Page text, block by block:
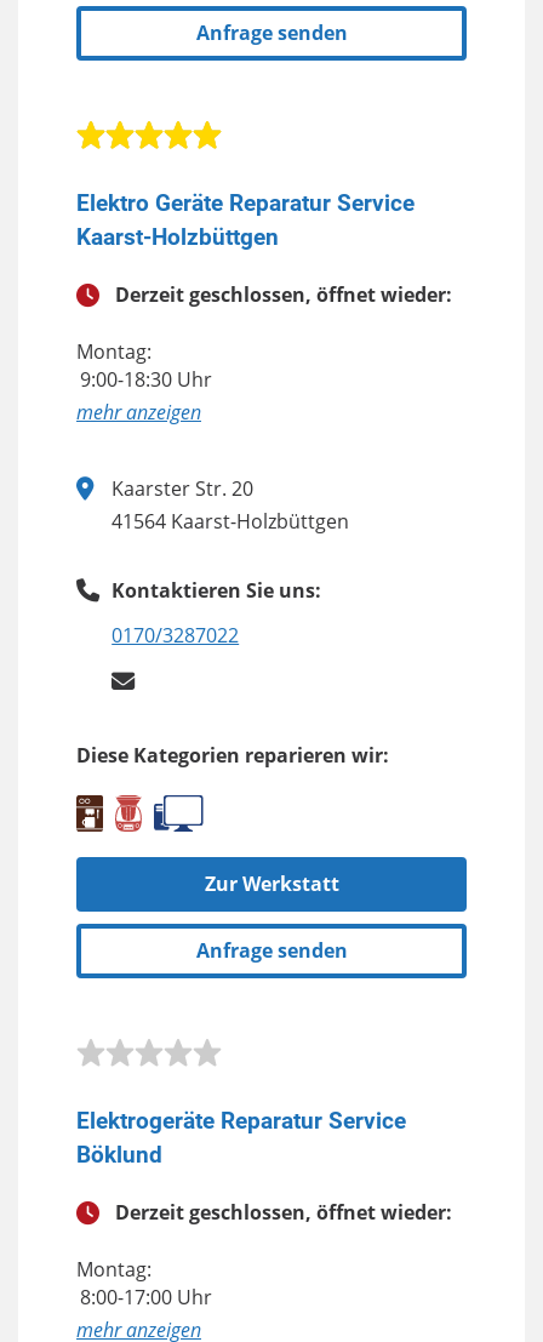
Anfrage senden
Elektro Geräte Reparatur Service
Kaarst-Holzbüttgen
Derzeit geschlossen, öffnet wieder:
Montag:
9:00-18:30 Uhr
anzeigen
Kaarster Str. 20
41564 Kaarst-Holzbüttgen
Kontaktieren Sie uns:
0170/3287022
Diese Kategorien reparieren wir:
Zur Werkstatt
Anfrage senden
Elektrogeräte Reparatur Service
Böklund
Derzeit geschlossen, öffnet wieder:
Montag:
8:00-17:00 Uhr
anzeigen